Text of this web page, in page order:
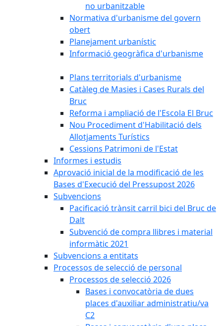
no urbanitzable
Normativa d'urbanisme del govern
obert
Planejament urbanístic
Informació geogràfica d'urbanisme
Plans territorials d'urbanisme
Catàleg de Masies i Cases Rurals del
Bruc
Reforma i ampliació de l'Escola El Bruc
Nou Procediment d'Habilitació dels
Allotjaments Turístics
Cessions Patrimoni de l'Estat
Informes i estudis
Aprovació inicial de la modificació de les
Bases d'Execució del Pressupost 2026
Subvencions
Pacificació trànsit carril bici del Bruc de
Dalt
Subvenció de compra llibres i material
informàtic 2021
Subvencions a entitats
Processos de selecció de personal
Processos de selecció 2026
Bases i convocatòria de dues
places d'auxiliar administratiu/va
C2